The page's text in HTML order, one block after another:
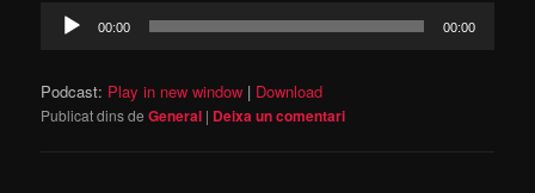
Reproductor
d'àudio
00:00 00:00
Podcast: Play in new window | Download
Publicat dins de General | Deixa un comentari